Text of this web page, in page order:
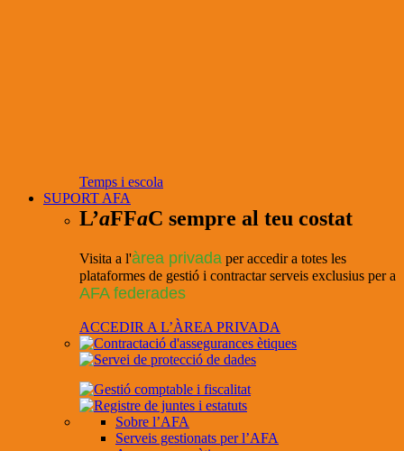
Temps i escola
SUPORT AFA
L’aFFaC sempre al teu costat
Visita a l'àrea privada per accedir a totes les
plataformes de gestió i contractar serveis exclusius per a
AFA federades
ACCEDIR A L’ÀREA PRIVADA
Sobre l’AFA
Serveis gestionats per l’AFA